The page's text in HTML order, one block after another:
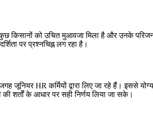
को उचित मुआवजा मिला है और उनके
पर प्रश्नचिह्न लग रहा है।
HR कर्मियों द्वारा लिए जा रहे हैं। इससे
की शर्तों के आधार पर सही निर्णय लिया जा सके।